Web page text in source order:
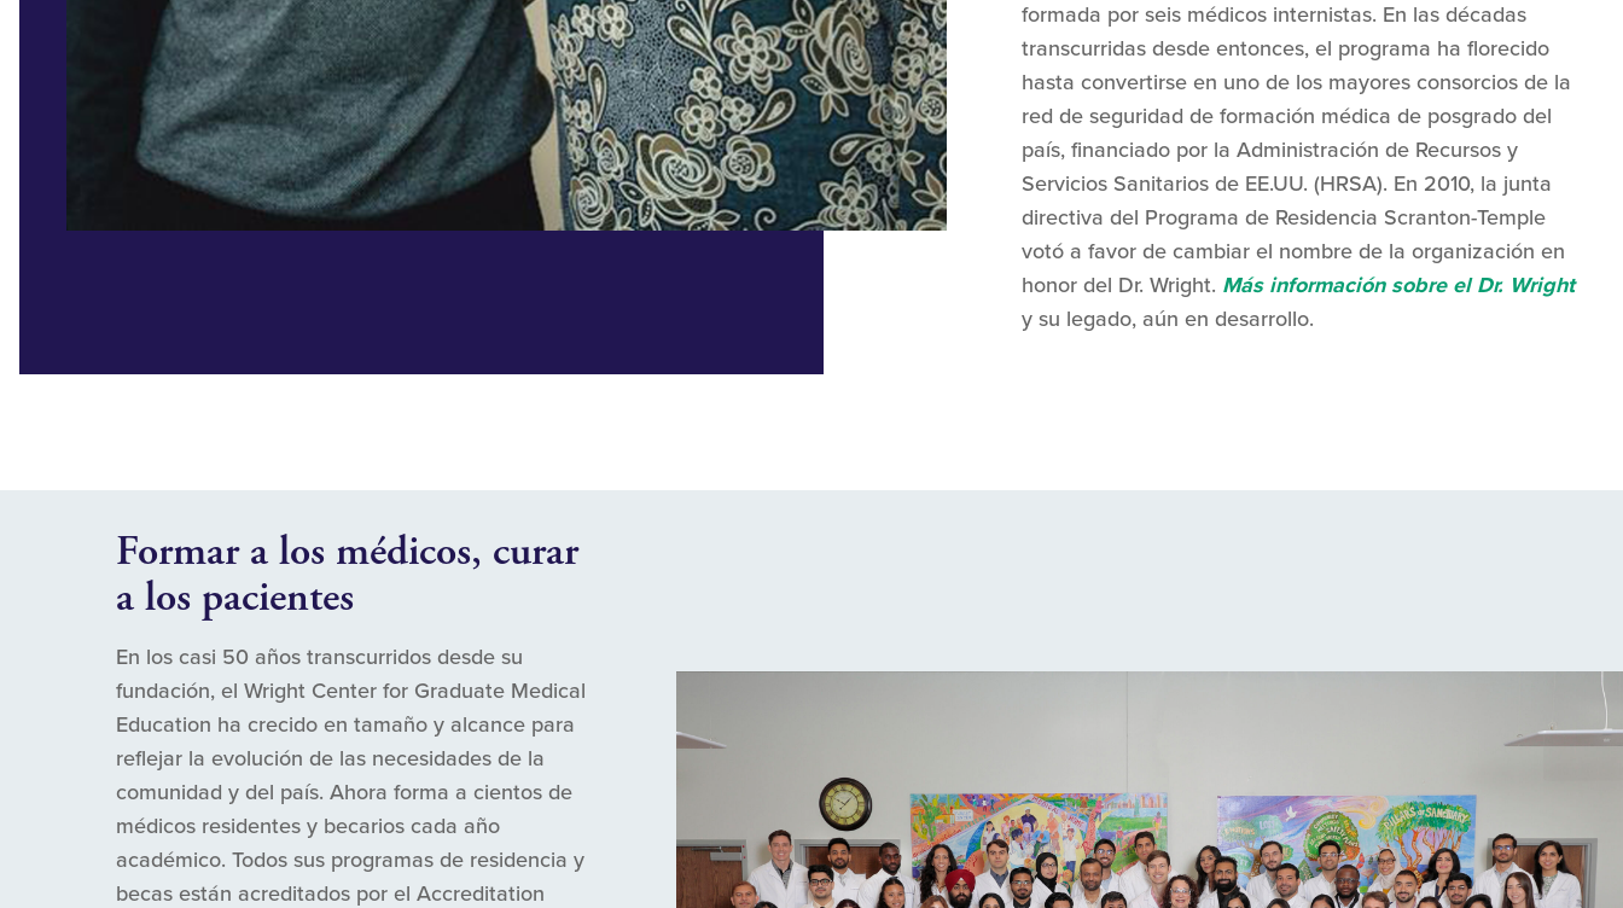
formada por seis médicos internistas. En las décadas
transcurridas desde entonces, el programa ha florecido
hasta convertirse en uno de los mayores consorcios de la
red de seguridad de formación médica de posgrado del
país, financiado por la Administración de Recursos y
Servicios Sanitarios de EE.UU. (HRSA). En 2010, la junta
directiva del Programa de Residencia Scranton-Temple
votó a favor de cambiar el nombre de la organización en
honor del Dr. Wright. Más información sobre el Dr. Wright
y su legado, aún en desarrollo.
Formar a los médicos, curar
a los pacientes
En los casi 50 años transcurridos desde su
fundación, el Wright Center for Graduate Medical
Education ha crecido en tamaño y alcance para
reflejar la evolución de las necesidades de la
comunidad y del país. Ahora forma a cientos de
médicos residentes y becarios cada año
académico. Todos sus programas de residencia y
becas están acreditados por el Accreditation